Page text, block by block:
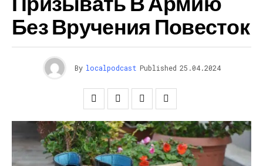
Без Вручения Повесток
By localpodcast Published 25.04.2024